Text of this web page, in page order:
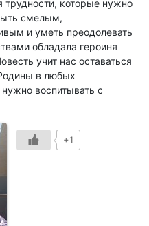
трудности, которые нужно
смелым,
и уметь преодолевать
обладала героиня
учит нас оставаться
в любых
нужно воспитывать с
+1